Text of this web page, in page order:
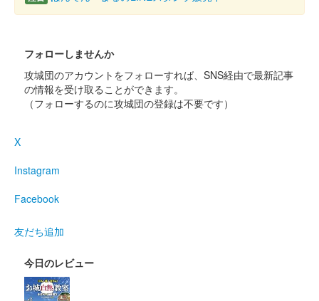
上山城 御城印 秋限定
販売終了
上山城 御城印
上山城 御城印
販売終了
毎年、冬の期間のみ限定販売される。
フォローしませんか
攻城団のアカウントをフォローすれば、SNS経由で最新記事
の情報を受け取ることができます。
（フォローするのに攻城団の登録は不要です）
X
Instagram
Facebook
友だち追加
今日のレビュー